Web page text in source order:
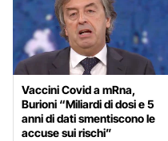
Vaccini Covid a mRna,
Burioni “Miliardi di dosi e 5
anni di dati smentiscono le
accuse sui rischi”